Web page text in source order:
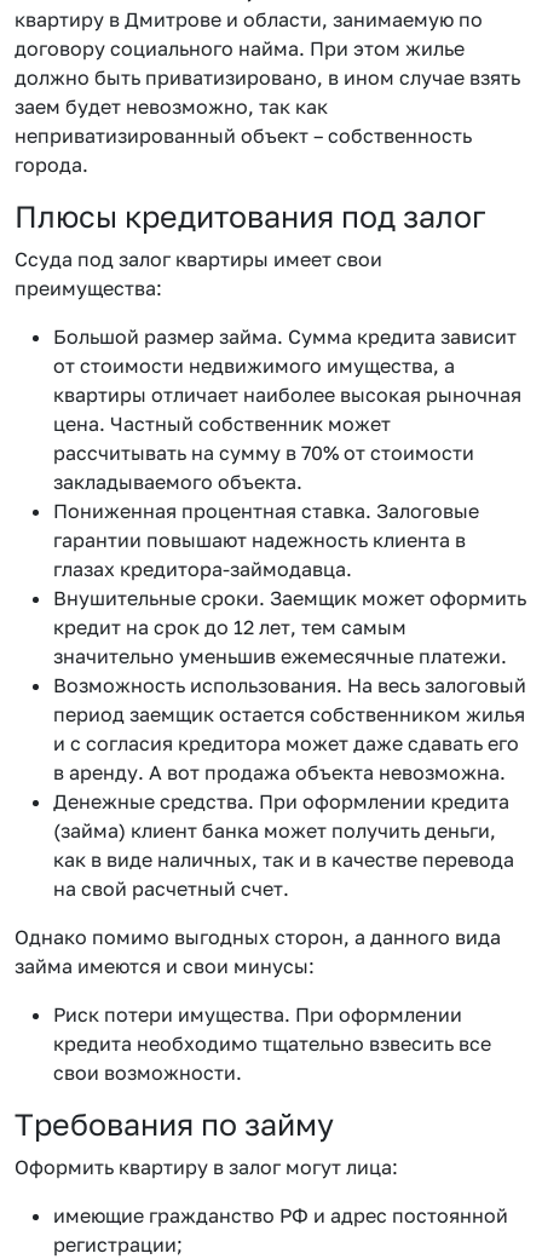
квартиру в Дмитрове и области, занимаемую по
договору социального найма. При этом жилье
должно быть приватизировано, в ином случае взять
заем будет невозможно, так как
неприватизированный объект – собственность
города.
Плюсы кредитования под залог
Ссуда под залог квартиры имеет свои
преимущества:
Большой размер займа. Сумма кредита зависит
от стоимости недвижимого имущества, а
квартиры отличает наиболее высокая рыночная
цена. Частный собственник может
рассчитывать на сумму в 70% от стоимости
закладываемого объекта.
Пониженная процентная ставка. Залоговые
гарантии повышают надежность клиента в
глазах кредитора-займодавца.
Внушительные сроки. Заемщик может оформить
кредит на срок до 12 лет, тем самым
значительно уменьшив ежемесячные платежи.
Возможность использования. На весь залоговый
период заемщик остается собственником жилья
и с согласия кредитора может даже сдавать его
в аренду. А вот продажа объекта невозможна.
Денежные средства. При оформлении кредита
(займа) клиент банка может получить деньги,
как в виде наличных, так и в качестве перевода
на свой расчетный счет.
Однако помимо выгодных сторон, а данного вида
займа имеются и свои минусы:
Риск потери имущества. При оформлении
кредита необходимо тщательно взвесить все
свои возможности.
Требования по займу
Оформить квартиру в залог могут лица:
имеющие гражданство РФ и адрес постоянной
регистрации;